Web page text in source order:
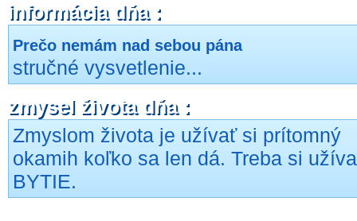
informácia dňa :
Prečo nemám nad sebou pána
stručné vysvetlenie...
zmysel života dňa :
Zmyslom života je užívať si prítomný
okamih koľko sa len dá. Treba si
BYTIE.